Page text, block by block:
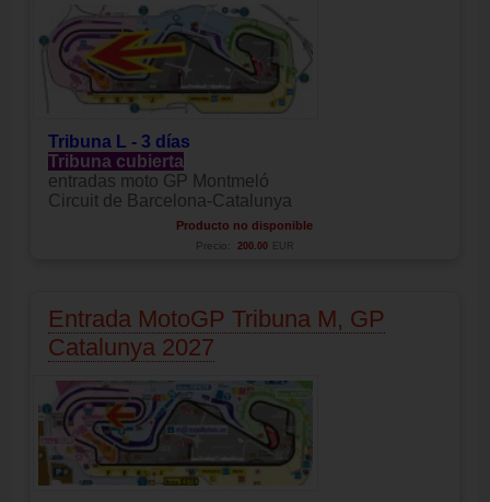
Tribuna L - 3 días
Tribuna cubierta
entradas moto GP Montmeló
Circuit de Barcelona-Catalunya
Producto no disponible
Precio: 200.00 EUR
Entrada MotoGP Tribuna M, GP
Catalunya 2027